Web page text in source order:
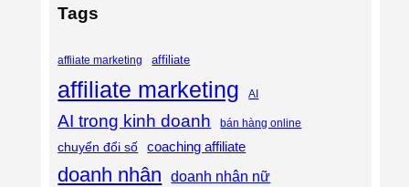
Tags
affiiate marketing affiliate
affiliate marketing AI
AI trong kinh doanh bán hàng online
chuyển đổi số coaching affiliate
doanh nhân doanh nhân nữ